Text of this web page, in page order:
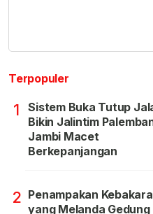
Terpopuler
1
Sistem Buka Tutup
Bikin Jalintim
Jambi Macet
Berkepanjangan
2 Penampakan
yang Melanda Gedung